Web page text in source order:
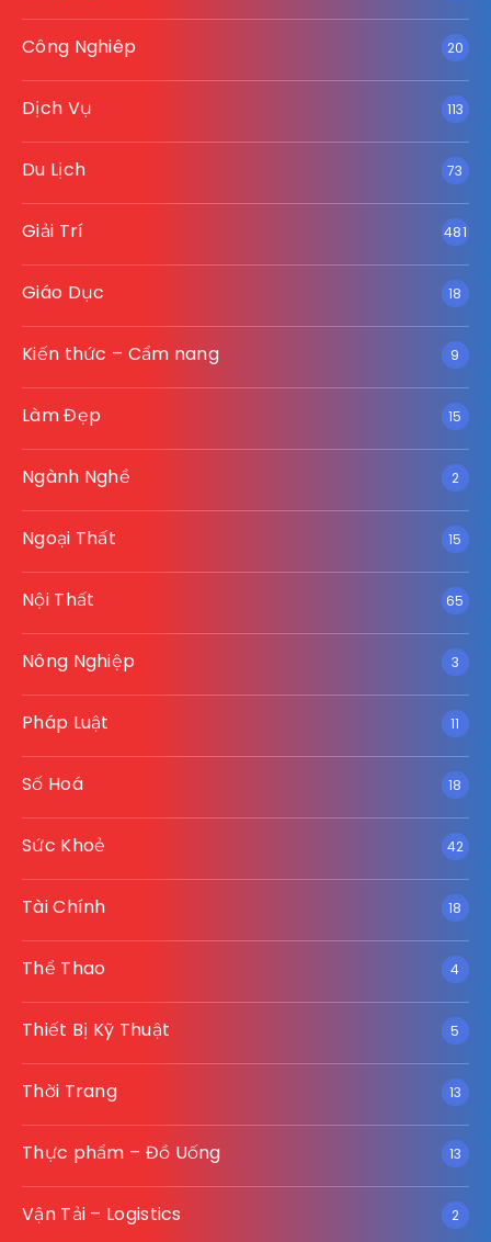
Công Nghiêp 20
Dịch Vụ 113
Du Lịch 73
Giải Trí 481
Giáo Dục 18
Kiến thức – Cẩm nang 9
Làm Đẹp 15
Ngành Nghề 2
Ngoại Thất 15
Nội Thất 65
Nông Nghiệp 3
Pháp Luật 11
Số Hoá 18
Sức Khoẻ 42
Tài Chính 18
Thể Thao 4
Thiết Bị Kỹ Thuật 5
Thời Trang 13
Thực phẩm – Đồ Uống 13
Vận Tải – Logistics 2